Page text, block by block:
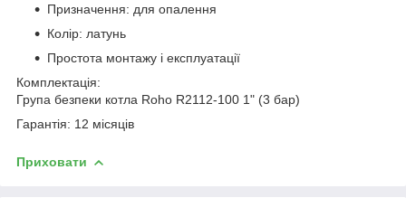
Призначення: для опалення
Колір: латунь
Простота монтажу і експлуатації
Комплектація:
Група безпеки котла Roho R2112-100 1" (3 бар)
Гарантія: 12 місяців
Приховати